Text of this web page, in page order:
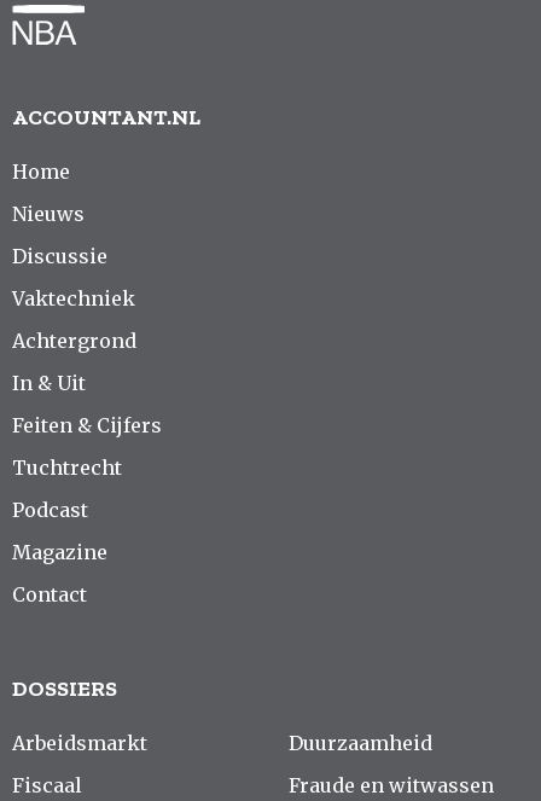
ACCOUNTANT.NL
Home
Nieuws
Discussie
Vaktechniek
Achtergrond
In & Uit
Feiten & Cijfers
Tuchtrecht
Podcast
Magazine
Contact
DOSSIERS
Arbeidsmarkt
Fiscaal
Duurzaamheid
Fraude en witwassen